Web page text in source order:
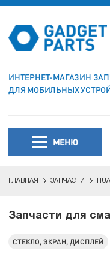
ИНТЕРНЕТ-МАГАЗИН
ДЛЯ МОБИЛЬНЫХ
МЕНЮ
ГЛАВНАЯ ЗАПЧАСТИ
Запчасти для
СТЕКЛО, ЭКРАН, ДИСПЛЕЙ